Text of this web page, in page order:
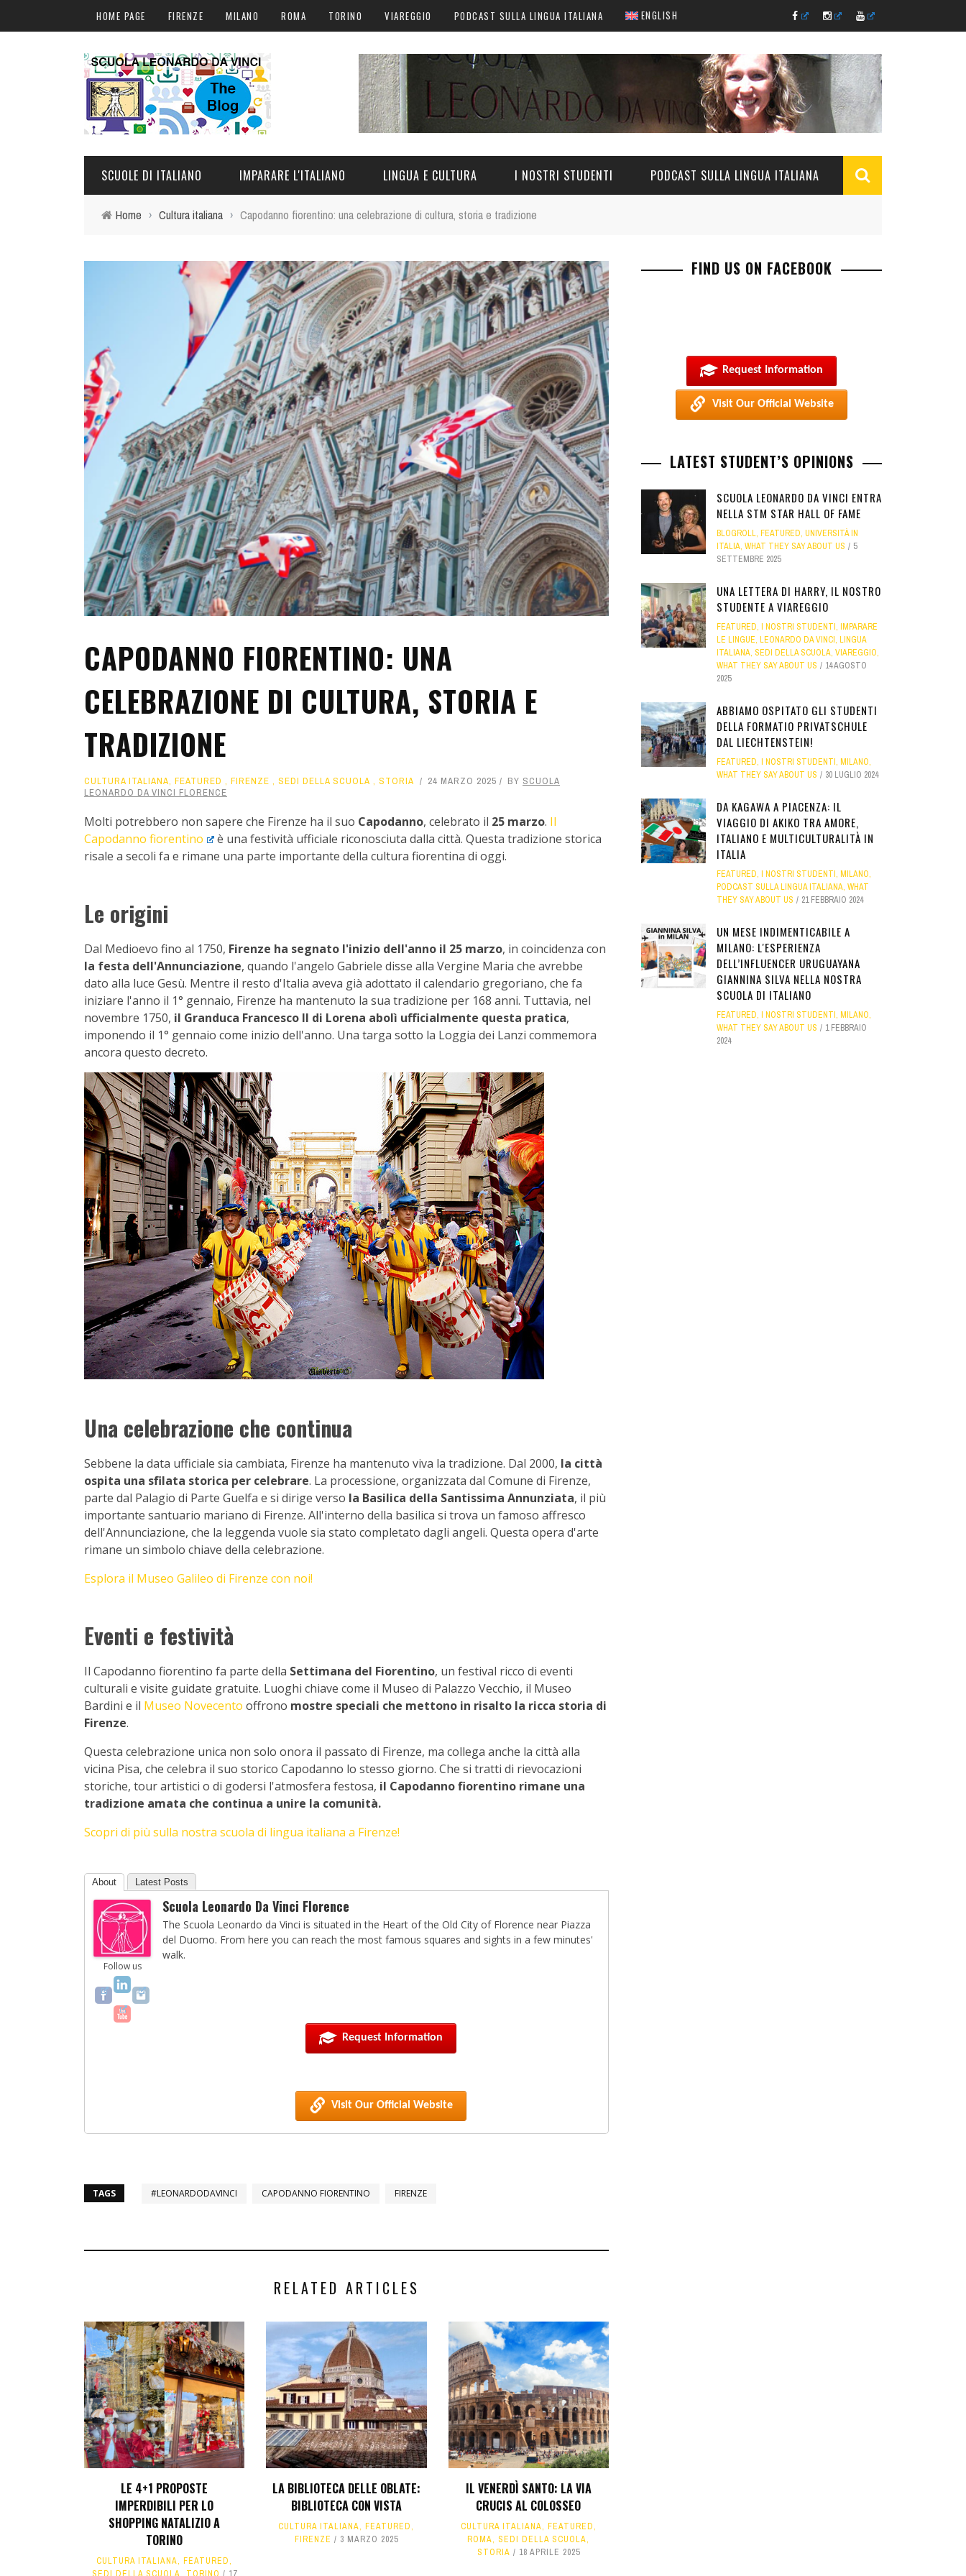
HOME PAGE FIRENZE MILANO ROMA TORINO VIAREGGIO PODCAST SULLA LINGUA ITALIANA ENGLISH
SCUOLE DI ITALIANO
VIAREGGIO
UNIVERSITÀ IN ITALIA
IMPARARE L'ITALIANO
CORSI ONLINE
LINGUA E CULTURA
CULTURA ITALIANA
CURIOSITÀ
I NOSTRI STUDENTI PODCAST SULLA LINGUA ITALIANA
Home › Cultura italiana › Capodanno fiorentino: una celebrazione di cultura, storia e tradizione
CAPODANNO FIORENTINO: UNA
CELEBRAZIONE DI CULTURA, STORIA E
TRADIZIONE
CULTURA ITALIANA, FEATURED , FIRENZE , SEDI DELLA SCUOLA , STORIA 24 MARZO 2025 BY SCUOLA
LEONARDO DA VINCI FLORENCE
Molti potrebbero non sapere che Firenze ha il suo Capodanno, celebrato il 25 marzo. Il
Capodanno fiorentino
è una festività ufficiale riconosciuta dalla città. Questa tradizione storica
risale a secoli fa e rimane una parte importante della cultura fiorentina di oggi.
Le origini
Dal Medioevo fino al 1750, Firenze ha segnato l'inizio dell'anno il 25 marzo, in coincidenza con
la festa dell'Annunciazione, quando l'angelo Gabriele disse alla Vergine Maria che avrebbe
dato alla luce Gesù. Mentre il resto d'Italia aveva già adottato il calendario gregoriano, che fa
iniziare l'anno il 1° gennaio, Firenze ha mantenuto la sua tradizione per 168 anni. Tuttavia, nel
novembre 1750, il Granduca Francesco II di Lorena abolì ufficialmente questa pratica,
imponendo il 1° gennaio come inizio dell'anno. Una targa sotto la Loggia dei Lanzi commemora
ancora questo decreto.
Una celebrazione che continua
Sebbene la data ufficiale sia cambiata, Firenze ha mantenuto viva la tradizione. Dal 2000, la città
ospita una sfilata storica per celebrare. La processione, organizzata dal Comune di Firenze,
parte dal Palagio di Parte Guelfa e si dirige verso la Basilica della Santissima Annunziata, il più
importante santuario mariano di Firenze. All'interno della basilica si trova un famoso affresco
dell'Annunciazione, che la leggenda vuole sia stato completato dagli angeli. Questa opera d'arte
rimane un simbolo chiave della celebrazione.
Esplora il Museo Galileo di Firenze con noi!
Eventi e festività
Il Capodanno fiorentino fa parte della Settimana del Fiorentino, un festival ricco di eventi
culturali e visite guidate gratuite. Luoghi chiave come il Museo di Palazzo Vecchio, il Museo
Bardini e il Museo Novecento offrono mostre speciali che mettono in risalto la ricca storia di
Firenze.
Questa celebrazione unica non solo onora il passato di Firenze, ma collega anche la città alla
vicina Pisa, che celebra il suo storico Capodanno lo stesso giorno. Che si tratti di rievocazioni
storiche, tour artistici o di godersi l'atmosfera festosa, il Capodanno fiorentino rimane una
tradizione amata che continua a unire la comunità.
Scopri di più sulla nostra scuola di lingua italiana a Firenze!
About Latest Posts
Follow us
Scuola Leonardo Da Vinci Florence
The Scuola Leonardo da Vinci is situated in the Heart of the Old City of Florence near Piazza
del Duomo. From here you can reach the most famous squares and sights in a few minutes'
walk.
Request Information
Visit Our Official Website
TAGS #LEONARDODAVINCI CAPODANNO FIORENTINO FIRENZE
RELATED ARTICLES
LE 4+1 PROPOSTE
IMPERDIBILI PER LO
SHOPPING NATALIZIO A
TORINO
CULTURA ITALIANA,FEATURED,
LA BIBLIOTECA DELLE OBLATE:
BIBLIOTECA CON VISTA
CULTURA ITALIANA,FEATURED,
FIRENZE
3 MARZO 2025
IL VENERDÌ SANTO: LA VIA
CRUCIS AL COLOSSEO
CULTURA ITALIANA, FEATURED,
ROMA, SEDI DELLA SCUOLA,
STORIA
18 APRILE 2025
FIND US ON FACEBOOK
Request Information
Visit Our Official Website
LATEST STUDENT’S OPINIONS
SCUOLA LEONARDO DA VINCI ENTRA
NELLA STM STAR HALL OF FAME
BLOGROLL, FEATURED, UNIVERSITÀ IN
ITALIA, WHAT THEY SAY ABOUT US
5
SETTEMBRE 2025
UNA LETTERA DI HARRY, IL NOSTRO
STUDENTE A VIAREGGIO
FEATURED, I NOSTRI STUDENTI, IMPARARE
LE LINGUE, LEONARDO DA VINCI, LINGUA
ITALIANA, SEDI DELLA SCUOLA, VIAREGGIO,
WHAT THEY SAY ABOUT US
14 AGOSTO
2025
ABBIAMO OSPITATO GLI STUDENTI
DELLA FORMATIO PRIVATSCHULE
DAL LIECHTENSTEIN!
FEATURED, I NOSTRI STUDENTI, MILANO,
WHAT THEY SAY ABOUT US
30 LUGLIO 2024
DA KAGAWA A PIACENZA: IL
VIAGGIO DI AKIKO TRA AMORE,
ITALIANO E MULTICULTURALITÀ IN
ITALIA
FEATURED, I NOSTRI STUDENTI, MILANO,
PODCAST SULLA LINGUA ITALIANA, WHAT
THEY SAY ABOUT US
21 FEBBRAIO 2024
UN MESE INDIMENTICABILE A
MILANO: L'ESPERIENZA
DELL’INFLUENCER URUGUAYANA
GIANNINA SILVA NELLA NOSTRA
SCUOLA DI ITALIANO
FEATURED, I NOSTRI STUDENTI, MILANO,
WHAT THEY SAY ABOUT US
1 FEBBRAIO
2024